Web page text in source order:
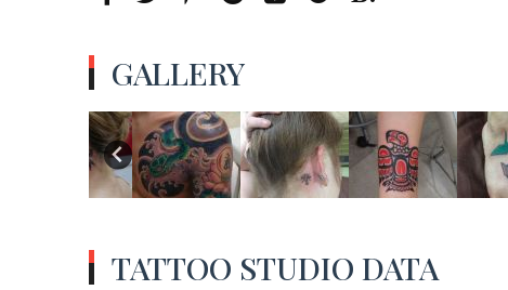
GALLERY
TATTOO STUDIO DATA